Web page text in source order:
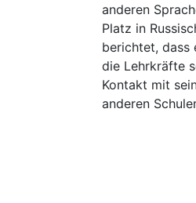
anderen
Platz in
berichtet, dass
die Lehrkräfte
Kontakt mit
anderen